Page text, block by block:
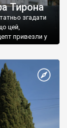
Тирона
згадати
цей,
привезли у